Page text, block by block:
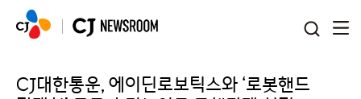
CJ대한통운, 에이딘로보틱스와 ‘로봇핸드